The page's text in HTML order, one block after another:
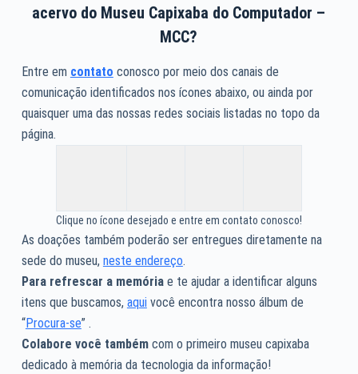
acervo do Museu Capixaba do Computador –
MCC?
Entre em contato conosco por meio dos canais de
comunicação identificados nos ícones abaixo, ou ainda por
quaisquer uma das nossas redes sociais listadas no topo da
página.
Clique no ícone desejado e entre em contato conosco!
As doações também poderão ser entregues diretamente na
sede do museu, neste endereço.
Para refrescar a memóriae te ajudar a identificar alguns
itens que buscamos, aquivocê encontra nosso álbum de
“Procura-se” .
Colabore você tambémcom o primeiro museu capixaba
dedicado à memória da tecnologia da informação!